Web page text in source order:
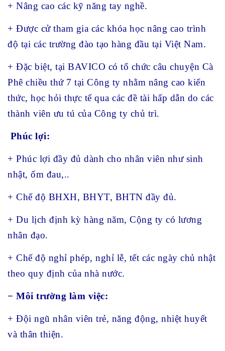
+ Nâng cao các kỹ năng tay nghề.
+ Được cử tham gia các khóa học nâng cao trình
độ tại các trường đào tạo hàng đầu tại Việt Nam.
+ Đặc biệt, tại BAVICO có tổ chức câu chuyện Cà
Phê chiều thứ 7 tại Công ty nhằm nâng cao kiến
thức, học hỏi thực tế qua các đề tài hấp dẫn do các
thành viên ưu tú của Công ty chủ trì.
Phúc lợi:
+ Phúc lợi đầy đủ dành cho nhân viên như sinh
nhật, ốm đau,..
+ Chế độ BHXH, BHYT, BHTN đầy đủ.
+ Du lịch định kỳ hàng năm, Cộng ty có lương
nhân đạo.
+ Chế độ nghỉ phép, nghỉ lễ, tết các ngày chủ nhật
theo quy định của nhà nước.
− Môi trường làm việc:
+ Đội ngũ nhân viên trẻ, năng động, nhiệt huyết
và thân thiện.